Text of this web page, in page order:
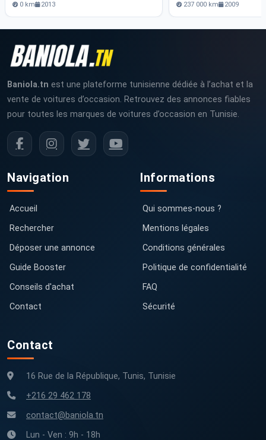
0 km 2013 237 000 km 2009
Baniola.tn est une plateforme tunisienne dédiée à l’achat et la
vente de voitures d’occasion. Retrouvez des annonces fiables
pour toutes les marques de voitures d’occasion en Tunisie.
Navigation
Accueil
Rechercher
Déposer une annonce
Guide Booster
Conseils d'achat
Contact
Informations
Qui sommes-nous ?
Mentions légales
Conditions générales
Politique de confidentialité
FAQ
Sécurité
Contact
16 Rue de la République, Tunis, Tunisie
+216 29 462 178
contact@baniola.tn
Lun - Ven : 9h - 18h